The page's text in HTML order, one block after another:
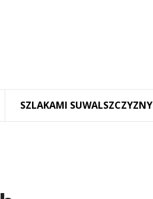
SZLAKAMI SUWALSZCZYZNY